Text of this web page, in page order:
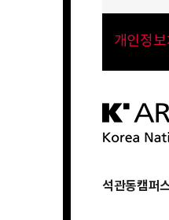
개인정
석관동캠퍼